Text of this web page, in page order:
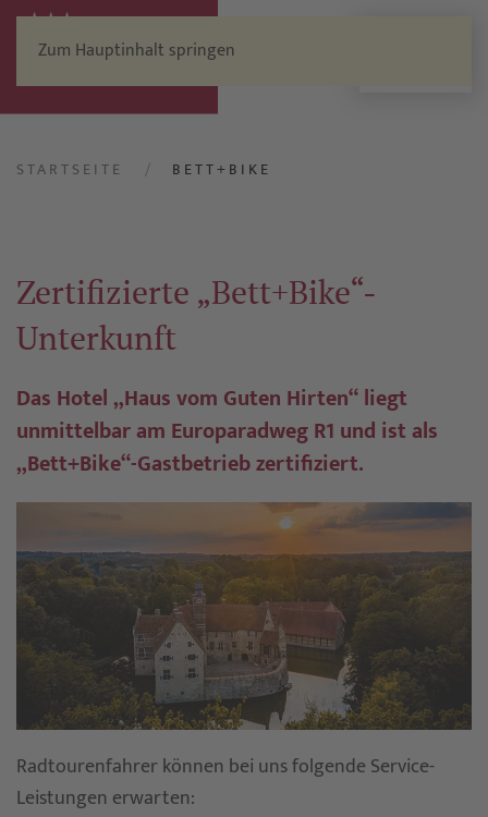
Zum Hauptinhalt springen
STARTSEITE BETT+BIKE
Zertifizierte „Bett+Bike“-
Unterkunft
Das Hotel „Haus vom Guten Hirten“ liegt
unmittelbar am Europaradweg R1 und ist als
„Bett+Bike“-Gastbetrieb zertifiziert.
Radtourenfahrer können bei uns folgende Service-
Leistungen erwarten: